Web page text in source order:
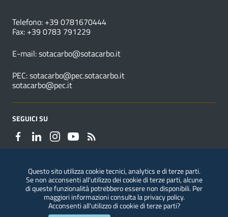
Telefono: +39 0781670444
Fax: +39 0783 791229
E-mail:sotacarbo@sotacarbo.it
PEC:sotacarbo@pec.sotacarbo.it
sotacarbo@pec.it
SEGUICI SU
Segnalazioni di illeciti
Questo sito utilizza cookie tecnici, analytics e di terze parti.
Se non acconsenti all'utilizzo dei cookie di terze parti, alcune
di queste funzionalità potrebbero essere non disponibili. Per
maggiori informazioni consulta laprivacy policy.
Acconsenti all'utilizzo di cookie di terze parti?